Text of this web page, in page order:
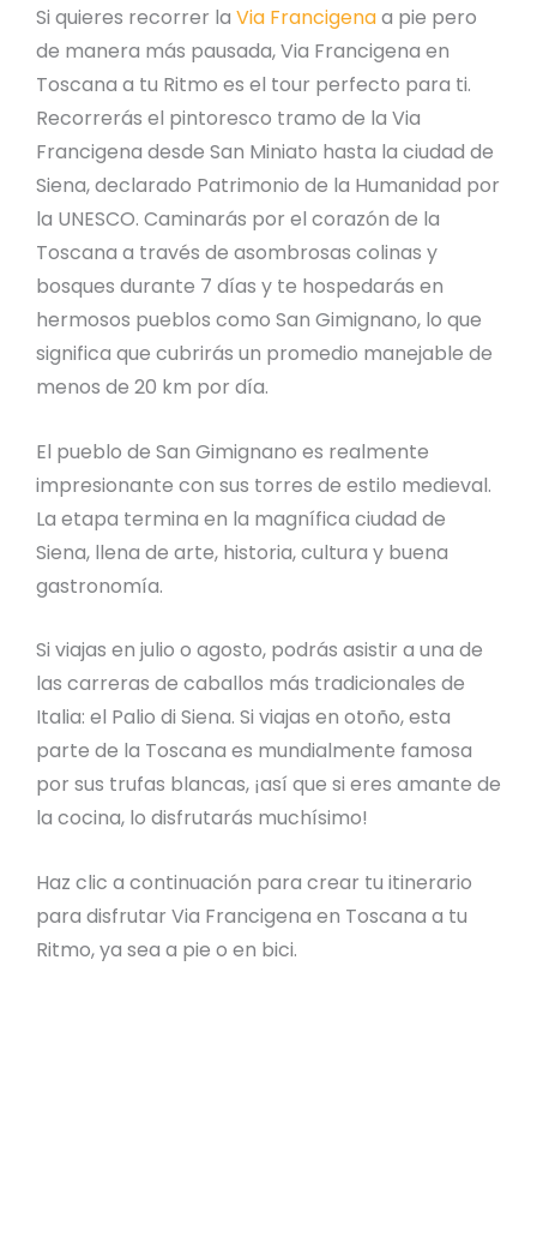
Si quieres recorrer la Via Francigenaa pie pero
de manera más pausada, Via Francigena en
Toscana a tu Ritmo es el tour perfecto para ti.
Recorrerás el pintoresco tramo de la Via
Francigena desde San Miniato hasta la ciudad de
Siena, declarado Patrimonio de la Humanidad por
la UNESCO. Caminarás por el corazón de la
Toscana a través de asombrosas colinas y
bosques durante 7 días y te hospedarás en
hermosos pueblos como San Gimignano, lo que
significa que cubrirás un promedio manejable de
menos de 20 km por día.
El pueblo de San Gimignano es realmente
impresionante con sus torres de estilo medieval.
La etapa termina en la magnífica ciudad de
Siena, llena de arte, historia, cultura y buena
gastronomía.
Si viajas en julio o agosto, podrás asistir a una de
las carreras de caballos más tradicionales de
Italia: el Palio di Siena. Si viajas en otoño, esta
parte de la Toscana es mundialmente famosa
por sus trufas blancas, ¡así que si eres amante de
la cocina, lo disfrutarás muchísimo!
Haz clic a continuación para crear tu itinerario
para disfrutar Via Francigena en Toscana a tu
Ritmo, ya sea a pie o en bici.